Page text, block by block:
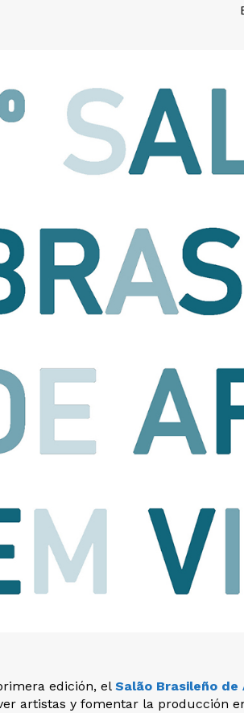
edición, el Salão Brasileño
artistas y fomentar la producción